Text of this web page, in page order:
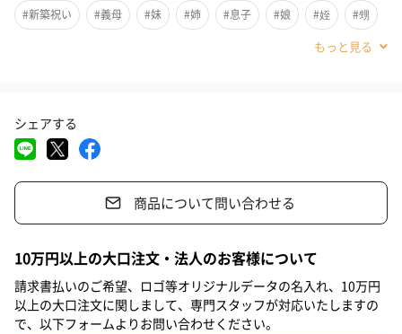
お名前入りで特別なオリジナルギフトにも喜ばれるお品です。
【studio.iroha(スタジオ イロハ）】
【studio.iroha】では「想いを形に」のコンセプトのもと、皆様に
ワンランク上のライフスタイルと喜びをお届けします。世界に1つ
だけのお品を大切に製作致します。
#新築祝い #義母 #妹 #姉 #息子 #娘 #姪 #甥
#取引先男性
#小学生高学年の女の子
#女子高校生
#妻 #父親 #母親 #彼女
#女子大学生 #弟 #10代 #20代前半 #20代後半 #30代
#40代 #50代 #70代 #80代 #90代
シェアする
商品について問い合わせる
10万円以上の大口注文・法人のお客様について
請求書払いのご希望、ロゴ等オリジナルデータの名入れ、10万円
以上の大口注文に関しまして、専門スタッフが対応いたしますの
で、以下フォームよりお問い合わせください。